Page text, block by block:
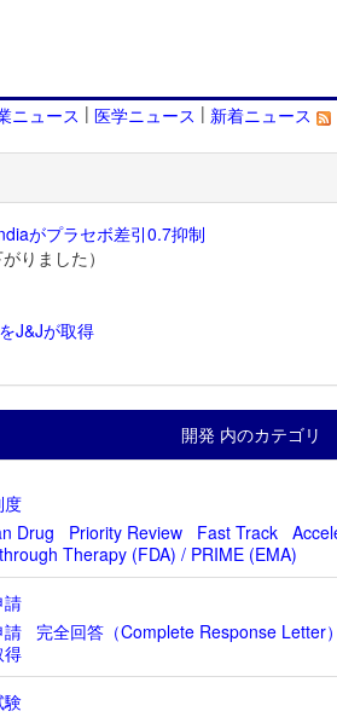
ニュース | 医学ニュース | 新着ニュース
がプラセボ差引0.7抑制
りました）
J&Jが取得
開発 内のカテゴリ
度
Drug
Priority Review Fast Track
Therapy (FDA) / PRIME (EMA)
請
請
完全回答（Complete Response Letter）
得
験